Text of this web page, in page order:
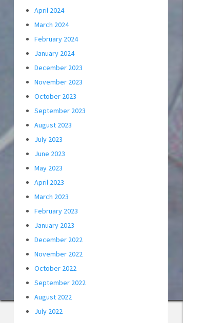
April 2024
March 2024
February 2024
January 2024
December 2023
November 2023
October 2023
September 2023
August 2023
July 2023
June 2023
May 2023
April 2023
March 2023
February 2023
January 2023
December 2022
November 2022
October 2022
September 2022
August 2022
July 2022